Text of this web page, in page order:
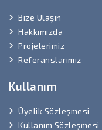
Bize Ulaşın
Hakkımızda
Projelerimiz
Referanslarımız
Kullanım
Üyelik Sözleşmesi
Kullanım Sözleşmesi